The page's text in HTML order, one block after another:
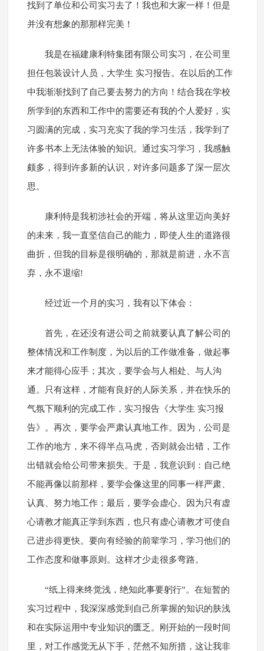
找到了单位和公司实习去了！我也和大家一样！但是
并没有想象的那那样完美！
我是在福建康利特集团有限公司实习，在公司里
担任包装设计人员，大学生 实习报告。在以后的工作
中我渐渐找到了自己要去努力的方向！结合我在学校
所学到的东西和工作中的需要还有我的个人爱好，实
习圆满的完成，实习充实了我的学习生活，我学到了
许多书本上无法体验的知识。通过实习学习，我感触
颇多，得到许多新的认识，对许多问题多了深一层次
思。
康利特是我初涉社会的开端，将从这里迈向美好
的未来，我一直坚信自己的能力，即使人生的道路很
曲折，但我的目标是很明确的，那就是前进，永不言
弃，永不退缩!
经过近一个月的实习，我有以下体会：
首先，在还没有进公司之前就要认真了解公司的
整体情况和工作制度，为以后的工作做准备，做起事
来才能得心应手；其次，要学会与人相处、与人沟
通。只有这样，才能有良好的人际关系，并在快乐的
气氛下顺利的完成工作，实习报告《大学生 实习报
告》。再次，要学会严肃认真地工作。因为，公司是
工作的地方，来不得半点马虎，否则就会出错，工作
出错就会给公司带来损失。于是，我意识到：自己绝
不能再像以前那样，要学会像这里的同事一样严肃、
认真、努力地工作；最后，要学会虚心。因为只有虚
心请教才能真正学到东西，也只有虚心请教才可使自
己进步得更快。要向有经验的前辈学习，学习他们的
工作态度和做事原则。这样才少走很多弯路。
“纸上得来终觉浅，绝知此事要躬行”。在短暂的
实习过程中，我深深感觉到自己所掌握的知识的肤浅
和在实际运用中专业知识的匮乏。刚开始的一段时间
里，对工作感觉无从下手，茫然不知所措，这让我非